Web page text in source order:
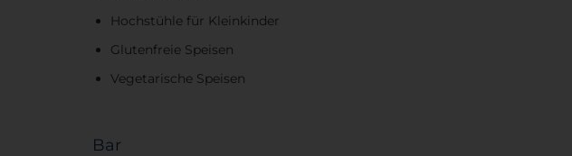
Hochstühle für Kleinkinder
Glutenfreie Speisen
Vegetarische Speisen
Bar